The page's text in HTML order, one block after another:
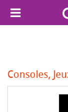
Consoles,